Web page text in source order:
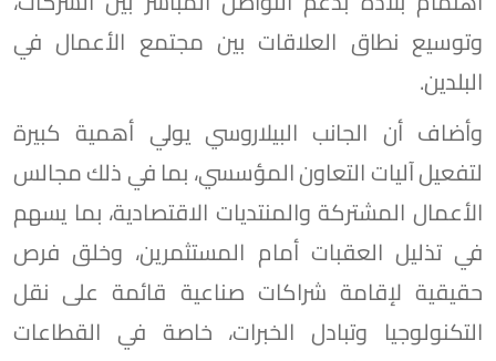
وتوسيع نطاق العلاقات بين مجتمع الأعمال في
البلدين.
وأضاف أن الجانب البيلاروسي يولي أهمية كبيرة
لتفعيل آليات التعاون المؤسسي، بما في ذلك مجالس
الأعمال المشتركة والمنتديات الاقتصادية، بما يسهم
في تذليل العقبات أمام المستثمرين، وخلق فرص
حقيقية لإقامة شراكات صناعية قائمة على نقل
التكنولوجيا وتبادل الخبرات، خاصة في القطاعات